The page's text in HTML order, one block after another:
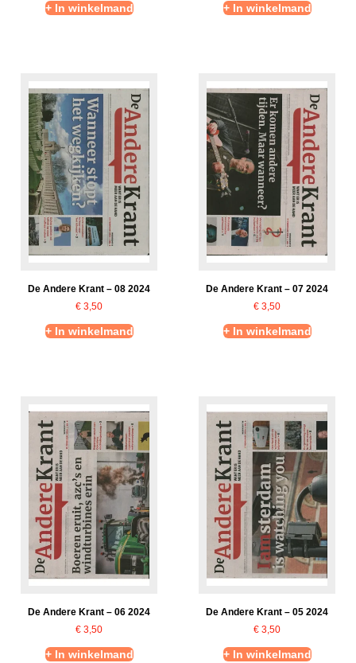
+ In winkelmand + In winkelmand
De Andere Krant – 08 2024
€ 3,50
+ In winkelmand
De Andere Krant – 07 2024
€ 3,50
+ In winkelmand
De Andere Krant – 06 2024
€ 3,50
+ In winkelmand
De Andere Krant – 05 2024
€ 3,50
+ In winkelmand